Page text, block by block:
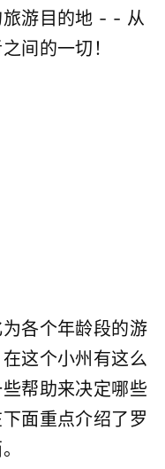
游目的地 - - 从
间的一切！
各个年龄段的游
这个小州有这么
帮助来决定哪些
面重点介绍了罗